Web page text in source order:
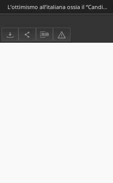
L’ottimismo all’italiana ossia il “Candido” nel XXI secolo